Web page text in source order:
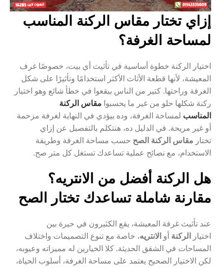
إزاي تختار مقاس الركنة المناسب
لمساحة الغرفة؟
اختيار الركنة خطوة أساسية في تأثيث أي بيت، خصوصًا غرف
المعيشة، لأنها قطعة الأثاث الأكثر استخدامًا وتأثيرًا على شكل
الغرفة وراحتها. كتير من الناس بيقعوا في خطأ شائع وهو اختيار
ركنة شكلها حلو من غير ما يحسبوا مقاس الركنة
المناسب لمساحة الغرفة، وده بيؤدي في النهاية لغرفة مزحمة
أو غير مريحة. في الدليل ده، هنتكلم بالتفصيل عن إزاي
تختار مقاس الركنة الصح حسب مساحة الغرفة وطريقة
الاستخدام، مع نصائح عملية تساعدك تستغل كل متر صح.
هل الركنة أفضل من الانتريه؟
مقارنة شاملة تساعدك تختار الصح
عند تأثيث غرفة المعيشة، يقع الكثيرون في حيرة بين
اختيار
الركنة أو الانتريه، خاصة مع تنوع التصميمات واختلاف
المساحات في الشقق الحديثة. كلا الخيارين له مميزاته وعيوبه،
لكن الاختيار الصحيح يعتمد على مساحة الغرفة، أسلوب الحياة،